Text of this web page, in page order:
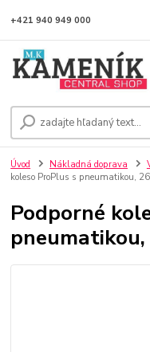
+421 940 949 000
Úvod Nákladná doprava
koleso ProPlus s pneumatikou,
Podporné